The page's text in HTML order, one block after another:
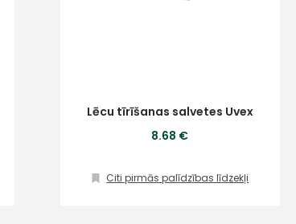
Lēcu tīrīšanas salvetes Uvex
8.68 €
Citi pirmās palīdzības līdzekļi